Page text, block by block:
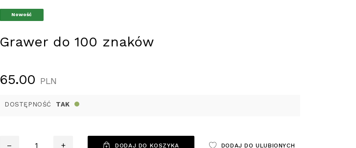
Nowość
Grawer do 100 znaków
65.00 PLN
DOSTĘPNOŚĆ TAK
– + DODAJ DO KOSZYKA DODAJ DO ULUBIONYCH